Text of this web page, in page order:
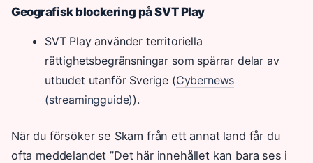
Geografisk blockering på SVT Play
SVT Play använder territoriella
rättighetsbegränsningar som spärrar delar av
utbudet utanför Sverige (Cybernews
(streamingguide)).
När du försöker se Skam från ett annat land får du
ofta meddelandet ”Det här innehållet kan bara ses i